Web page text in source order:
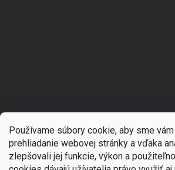
Používame súbory cookie, aby sme
prehliadanie webovej stránky a vďaka
zlepšovali jej funkcie, výkon a
🎁Získajte 7 % zľavu na prvý